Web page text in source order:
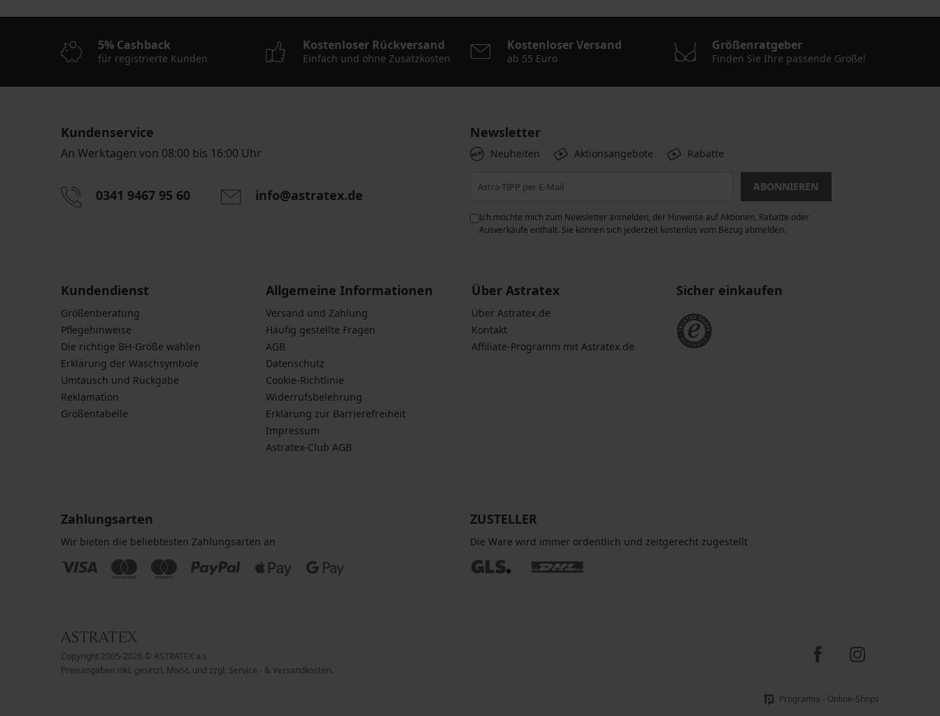
5% Cashback
für registrierte Kunden
Kostenloser Rückversand
Einfach und ohne Zusatzkosten
Kostenloser Versand
ab 55 Euro
Größenratgeber
Finden Sie Ihre passende Größe!
Kundenservice
An Werktagen von 08:00 bis 16:00 Uhr
0341 9467 95 60 info@astratex.de
Newsletter
Neuheiten Aktionsangebote Rabatte
ABONNIEREN
Ich möchte mich zum Newsletter anmelden, der Hinweise auf Aktionen, Rabatte oder
Ausverkäufe enthält. Sie können sich jederzeit kostenlos vom Bezug abmelden.
Kundendienst
Größenberatung
Pflegehinweise
Die richtige BH-Größe wählen
Erklärung der Waschsymbole
Umtausch und Rückgabe
Reklamation
Größentabelle
Allgemeine Informationen
Versand und Zahlung
Häufig gestellte Fragen
AGB
Datenschutz
Cookie-Richtlinie
Widerrufsbelehrung
Erklärung zur Barrierefreiheit
Impressum
Astratex-Club AGB
Über Astratex
Über Astratex.de
Kontakt
Affiliate-Programm mit Astratex.de
Sicher einkaufen
Zahlungsarten
Wir bieten die beliebtesten Zahlungsarten an
ZUSTELLER
Die Ware wird immer ordentlich und zeitgerecht zugestellt
Copyright 2005-2026 © ASTRATEX a.s.
Preisangaben inkl. gesetzl. MwSt. und zzgl. Service - & Versandkosten.
Programia - Online-Shops